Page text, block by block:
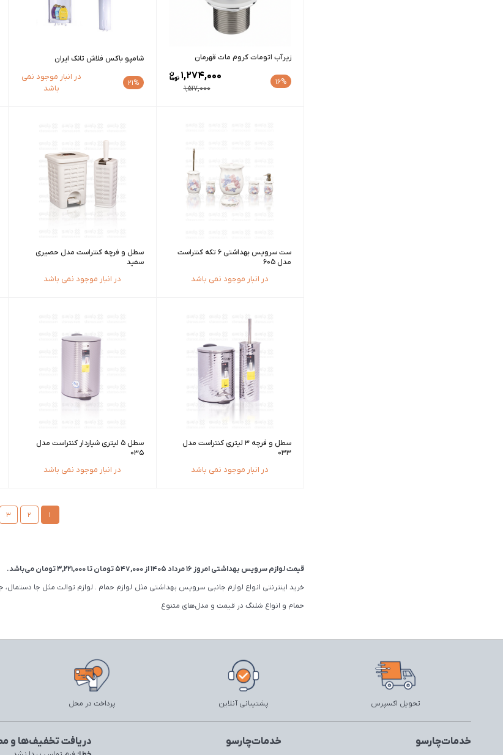
زیرآب اتومات کروم مات قهرمان
16%
1,517,000
1,274,000
شامپو باکس فلاش تانک ایران
21%
در انبار موجود نمی
باشد
ست سرویس بهداشتی 6 تکه کنتراست
مدل 605
در انبار موجود نمی باشد
سطل و فرچه کنتراست مدل حصیری
سفید
در انبار موجود نمی باشد
سطل و فرچه 3 لیتری کنتراست مدل
033
در انبار موجود نمی باشد
سطل 5 لیتری شیاردار کنتراست مدل
035
در انبار موجود نمی باشد
1
2
3
قیمت لوازم سرویس بهداشتی امروز 16 مرداد 1405 از 547,000تومانتا3,221,000تومانمی‌باشد.
خرید اینترنتی انواع لوازم جانبی سرویس بهداشتی مثل لوازم حمام . لوازم توالت مثل جا
حمام و انواع شلنگ در قیمت و مدل‌‌های متنوع
تحویل اکسپرس پشتیبانی آنلاین پرداخت در محل
خدمات‌چارسو خدمات‌چارسو دریافت تخفیف‌ها و